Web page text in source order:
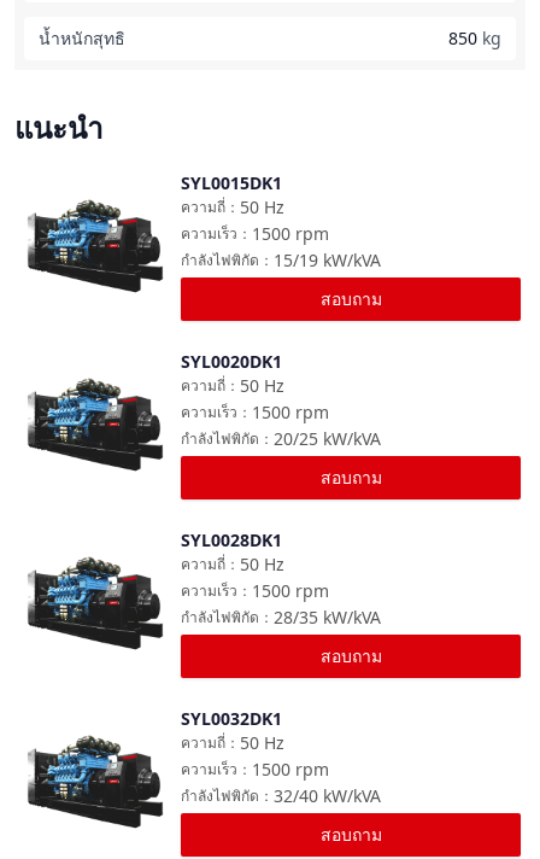
น้ำหนักสุทธิ 850 kg
แนะนำ
SYL0015DK1
50 Hz
ความถี่ ：
1500 rpm
ความเร็ว ：
15/19 kW/kVA
กำลังไฟพิกัด ：
สอบถาม
SYL0020DK1
50 Hz
ความถี่ ：
1500 rpm
ความเร็ว ：
20/25 kW/kVA
กำลังไฟพิกัด ：
สอบถาม
SYL0028DK1
50 Hz
ความถี่ ：
1500 rpm
ความเร็ว ：
28/35 kW/kVA
กำลังไฟพิกัด ：
สอบถาม
SYL0032DK1
50 Hz
ความถี่ ：
1500 rpm
ความเร็ว ：
32/40 kW/kVA
กำลังไฟพิกัด ：
สอบถาม